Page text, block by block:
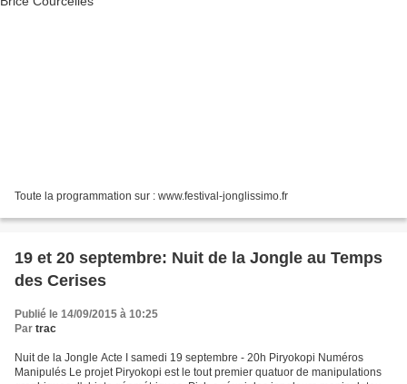
Toute la programmation sur : www.festival-jonglissimo.fr
19 et 20 septembre: Nuit de la Jongle au Temps
des Cerises
Publié le 14/09/2015 à 10:25
Par trac
Nuit de la Jongle Acte I samedi 19 septembre - 20h Piryokopi Numéros
Manipulés Le projet Piryokopi est le tout premier quatuor de manipulations